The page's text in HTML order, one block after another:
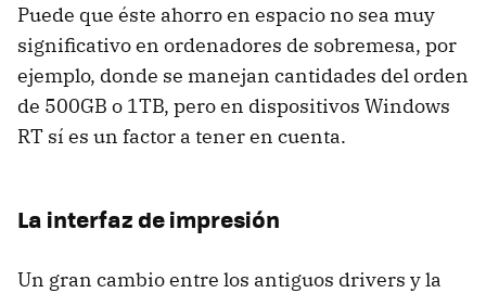
Puede que éste ahorro en espacio no sea muy
significativo en ordenadores de sobremesa, por
ejemplo, donde se manejan cantidades del orden
de 500GB o 1TB, pero en dispositivos Windows
RT sí es un factor a tener en cuenta.
La interfaz de impresión
Un gran cambio entre los antiguos drivers y la